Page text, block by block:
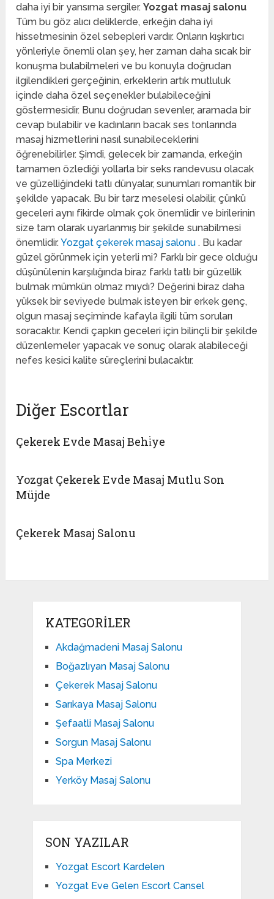
daha iyi bir yansıma sergiler.Yozgat masaj salonu
Tüm bu göz alıcı deliklerde, erkeğin daha iyi
hissetmesinin özel sebepleri vardır. Onların kışkırtıcı
yönleriyle önemli olan şey, her zaman daha sıcak bir
konuşma bulabilmeleri ve bu konuyla doğrudan
ilgilendikleri gerçeğinin, erkeklerin artık mutluluk
içinde daha özel seçenekler bulabileceğini
göstermesidir. Bunu doğrudan sevenler, aramada bir
cevap bulabilir ve kadınların bacak ses tonlarında
masaj hizmetlerini nasıl sunabileceklerini
öğrenebilirler. Şimdi, gelecek bir zamanda, erkeğin
tamamen özlediği yollarla bir seks randevusu olacak
ve güzelliğindeki tatlı dünyalar, sunumları romantik bir
şekilde yapacak. Bu bir tarz meselesi olabilir, çünkü
geceleri aynı fikirde olmak çok önemlidir ve birilerinin
size tam olarak uyarlanmış bir şekilde sunabilmesi
önemlidir.Yozgat çekerek masaj salonu. Bu kadar
güzel görünmek için yeterli mi? Farklı bir gece olduğu
düşünülenin karşılığında biraz farklı tatlı bir güzellik
bulmak mümkün olmaz mıydı? Değerini biraz daha
yüksek bir seviyede bulmak isteyen bir erkek genç,
olgun masaj seçiminde kafayla ilgili tüm soruları
soracaktır. Kendi çapkın geceleri için bilinçli bir şekilde
düzenlemeler yapacak ve sonuç olarak alabileceği
nefes kesici kalite süreçlerini bulacaktır.
Diğer Escortlar
Çekerek Evde Masaj Behi̇ye
Yozgat Çekerek Evde Masaj Mutlu Son
Müjde
Çekerek Masaj Salonu
KATEGORILER
Akdağmadeni Masaj Salonu
Boğazlıyan Masaj Salonu
Çekerek Masaj Salonu
Sarıkaya Masaj Salonu
Şefaatli Masaj Salonu
Sorgun Masaj Salonu
Spa Merkezi
Yerköy Masaj Salonu
SON YAZILAR
Yozgat Escort Kardelen
Yozgat Eve Gelen Escort Cansel